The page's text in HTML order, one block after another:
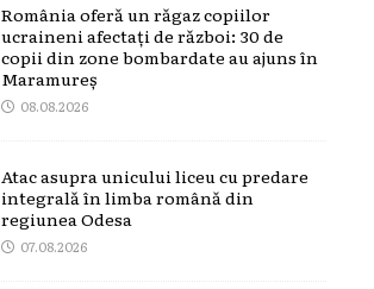
România oferă un răgaz copiilor
ucraineni afectați de război: 30 de
copii din zone bombardate au ajuns în
Maramureș
08.08.2026
Atac asupra unicului liceu cu predare
integrală în limba română din
regiunea Odesa
07.08.2026